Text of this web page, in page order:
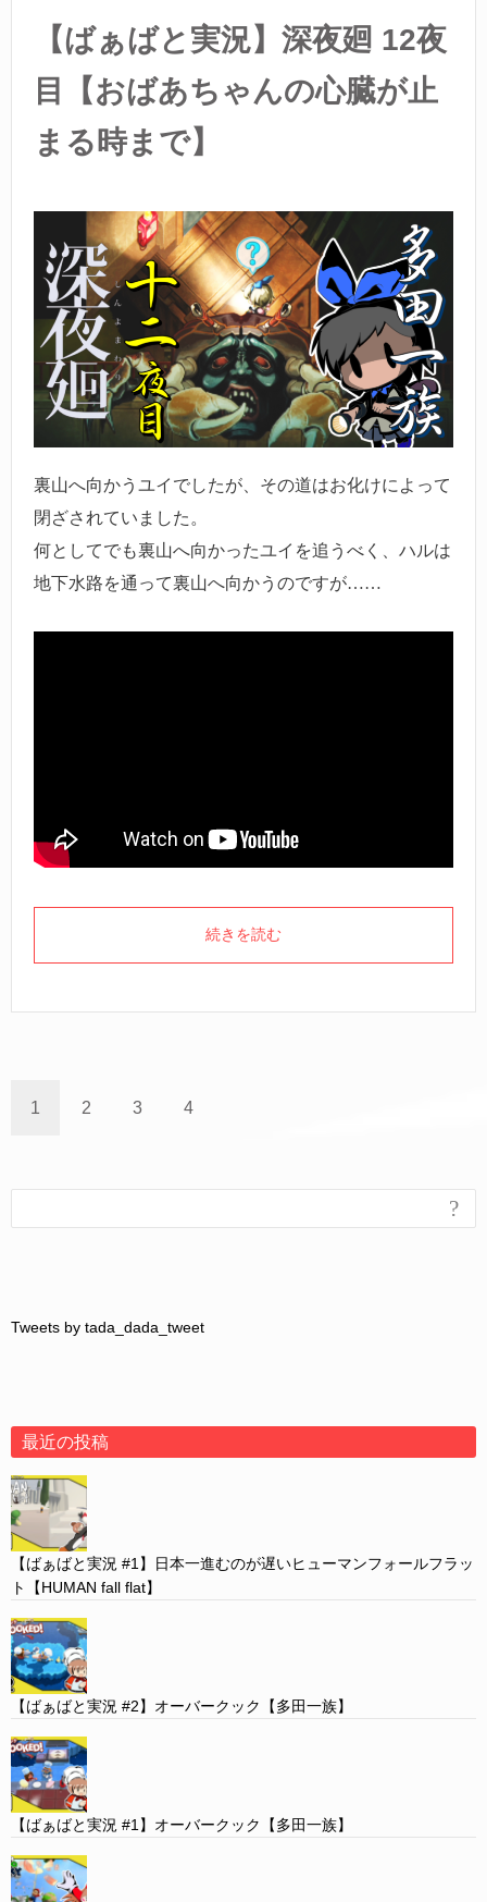
【ばぁばと実況】深夜廻 12夜
目【おばあちゃんの心臓が止
まる時まで】
裏山へ向かうユイでしたが、その道はお化けによって
閉ざされていました。
何としてでも裏山へ向かったユイを追うべく、ハルは
地下水路を通って裏山へ向かうのですが……
続きを読む
1 2 3 4
?
Tweets by tada_dada_tweet
最近の投稿
【ばぁばと実況 #1】日本一進むのが遅いヒューマンフォールフラッ
ト【HUMAN fall flat】
【ばぁばと実況 #2】オーバークック【多田一族】
【ばぁばと実況 #1】オーバークック【多田一族】